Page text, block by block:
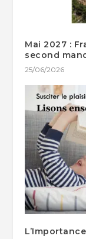
Mai 2027 :
second
25/06/2026